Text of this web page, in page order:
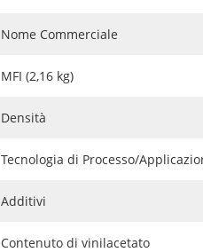
Nome Commerciale
MFI (2,16 kg)
Densità
Tecnologia di Processo/
Additivi
Contenuto di vinilacetato